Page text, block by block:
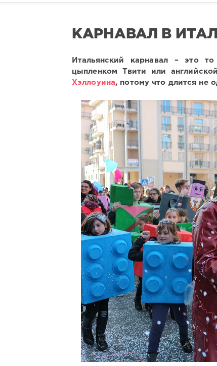
КАРНАВАЛ В
Итальянский карнавал – это
цыпленком Твити или
Хэллоуина, потому что длится не